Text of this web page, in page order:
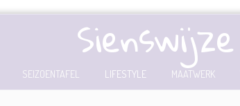
Sienswijze
SEIZOENTAFEL LIFESTYLE MAATWERK